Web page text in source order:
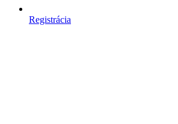
Registrácia